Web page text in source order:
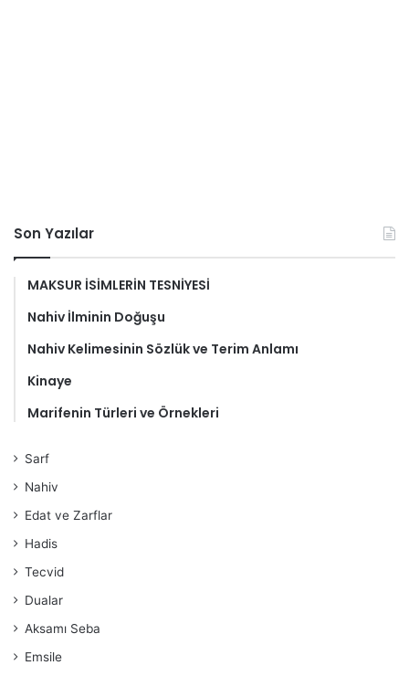
Son Yazılar
MAKSUR İSİMLERİN TESNİYESİ
Nahiv İlminin Doğuşu
Nahiv Kelimesinin Sözlük ve Terim Anlamı
Kinaye
Marifenin Türleri ve Örnekleri
Sarf
Nahiv
Edat ve Zarflar
Hadis
Tecvid
Dualar
Aksamı Seba
Emsile